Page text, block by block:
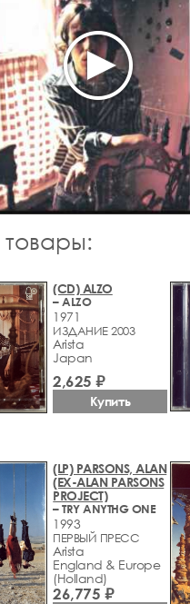
(CD) ALZO
– ALZO
1971
ИЗДАНИЕ 2003
Arista
Japan
2,625 ₽
Купить
(LP) PARSONS, ALAN
(EX-ALAN PARSONS
PROJECT)
– TRY ANYTHG ONE
1993
ПЕРВЫЙ ПРЕСС
Arista
England & Europe
(Holland)
26,775 ₽